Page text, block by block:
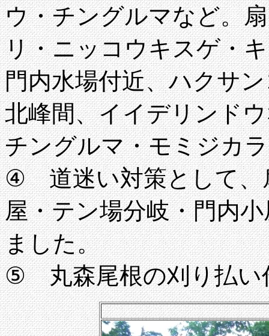
ウ・チングルマなど。
リ・ニッコウキスゲ・
門内水場付近、ハクサ
北峰間、イイデリンド
チングルマ・モミジカ
④ 道迷い対策として、
屋・テン場分岐・門内
ました。
⑤ 丸森尾根の刈り払い